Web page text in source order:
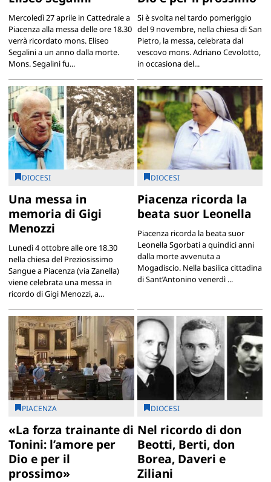
Mercoledì 27 aprile in Cattedrale a
Piacenza alla messa delle ore 18.30
verrà ricordato mons. Eliseo
Segalini a un anno dalla morte.
Mons. Segalini fu...
Si è svolta nel tardo pomeriggio
del 9 novembre, nella chiesa di San
Pietro, la messa, celebrata dal
vescovo mons. Adriano Cevolotto,
in occasiona del...
DIOCESI
Una messa in
memoria di Gigi
Menozzi
Lunedì 4 ottobre alle ore 18.30
nella chiesa del Preziosissimo
Sangue a Piacenza (via Zanella)
viene celebrata una messa in
ricordo di Gigi Menozzi, a...
DIOCESI
Piacenza ricorda la
beata suor Leonella
Piacenza ricorda la beata suor
Leonella Sgorbati a quindici anni
dalla morte avvenuta a
Mogadiscio. Nella basilica cittadina
di Sant’Antonino venerdì ...
PIACENZA
«La forza trainante di
Tonini: l’amore per
Dio e per il
prossimo»
DIOCESI
Nel ricordo di don
Beotti, Berti, don
Borea, Daveri e
Ziliani